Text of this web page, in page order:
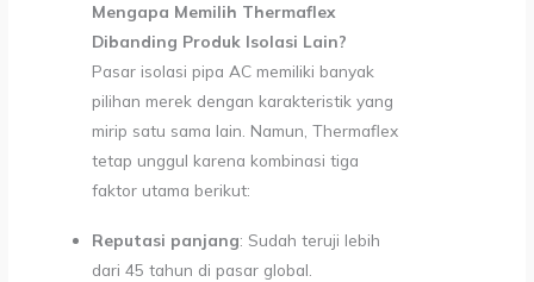
Mengapa Memilih Thermaflex
Dibanding Produk Isolasi Lain?
Pasar isolasi pipa AC memiliki banyak
pilihan merek dengan karakteristik yang
mirip satu sama lain. Namun, Thermaflex
tetap unggul karena kombinasi tiga
faktor utama berikut:
Reputasi panjang: Sudah teruji lebih
dari 45 tahun di pasar global.